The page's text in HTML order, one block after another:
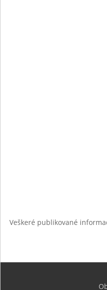
Veškeré publikované